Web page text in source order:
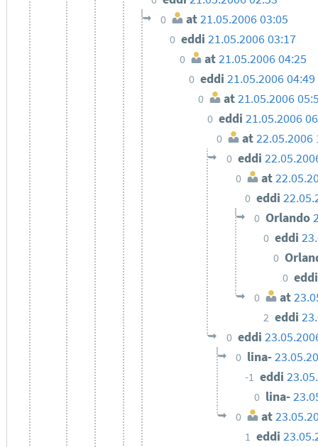
0 at21.05.2006 03:05
0 eddi21.05.2006 03:17
0 at21.05.2006 04:25
0 eddi 21.05.2006 04:49
0 at21.05.2006
0 eddi21.05.2006
0 at22.05.2006
0 eddi
0 at
0 eddi
0 Orlando
0 eddi
0
0
0 at
2 eddi
0 eddi
0 lina-
-1 eddi
0 lina-
0 at
1 eddi